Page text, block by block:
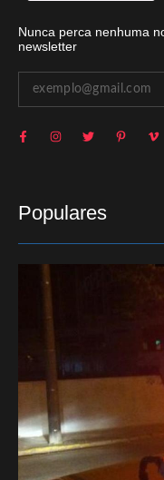
Nunca perca nenhuma
newsletter
Populares